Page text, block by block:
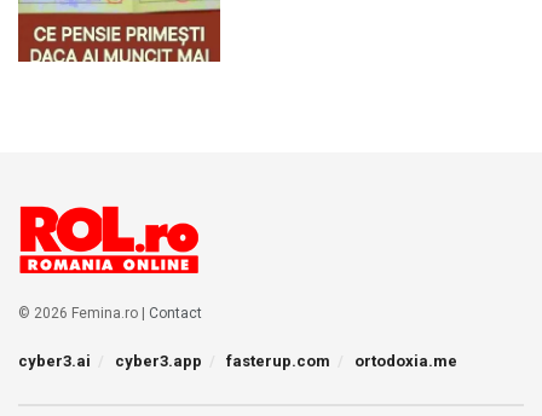
© 2026 Femina.ro | Contact
cyber3.ai cyber3.app fasterup.com ortodoxia.me